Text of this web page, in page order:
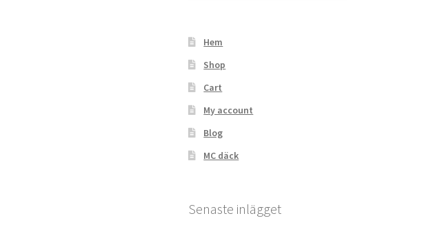
Hem
Shop
Cart
My account
Blog
MC däck
Senaste inlägget